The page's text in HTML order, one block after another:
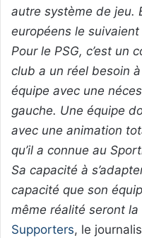
autre système de jeu.
européens le
Pour le PSG, c’est un
club a un réel besoin
équipe avec une
gauche. Une équipe
avec une animation
qu’il a connue au
Sa capacité à
capacité que son
même réalité seront la
Supporters, le